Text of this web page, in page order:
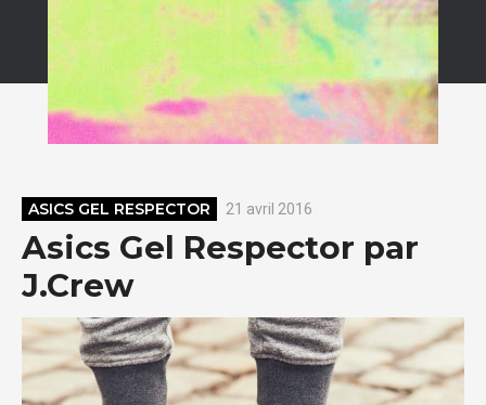
ASICS GEL RESPECTOR 21 avril 2016
Asics Gel Respector par
J.Crew